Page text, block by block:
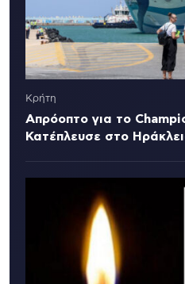
Κρήτη
Απρόοπτο για το
Κατέπλευσε στο